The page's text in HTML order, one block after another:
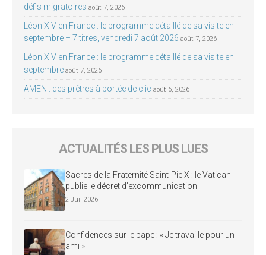
défis migratoires août 7, 2026
Léon XIV en France : le programme détaillé de sa visite en
septembre – 7 titres, vendredi 7 août 2026 août 7, 2026
Léon XIV en France : le programme détaillé de sa visite en
septembre août 7, 2026
AMEN : des prêtres à portée de clic août 6, 2026
ACTUALITÉS LES PLUS LUES
Sacres de la Fraternité Saint-Pie X : le Vatican
publie le décret d’excommunication
2 Juil 2026
Confidences sur le pape : « Je travaille pour un
ami »